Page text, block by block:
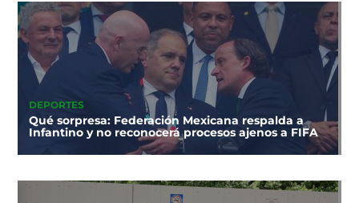
DEPORTES
Qué sorpresa: Federación Mexicana respalda a
Infantino y no reconocerá procesos ajenos a FIFA